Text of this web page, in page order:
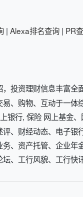
| Alexa排名查询 | PR
投资理财信息丰富
、购物、互动于一体
银行, 保险 网上基金
、财经动态、电子
、资产托管、企业
、工行风貌、工行